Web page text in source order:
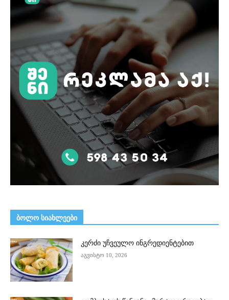
ᲑᲝᲚᲝ ᲡᲘᲐᲮᲚᲔᲔᲑᲘ
კერძი უჩვეულო ინგრედიენტებით
აგვისტო 10, 2026